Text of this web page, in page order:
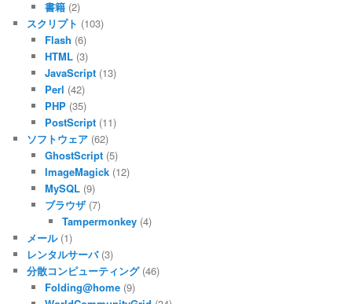
書籍(2)
スクリプト (103)
Flash (6)
HTML(3)
JavaScript(13)
Perl (42)
PHP(35)
PostScript(11)
ソフトウェア (62)
GhostScript(5)
ImageMagick(12)
MySQL(9)
ブラウザ(7)
Tampermonkey (4)
メール(1)
レンタルサーバ(3)
分散コンピューティング(46)
Folding@home(9)